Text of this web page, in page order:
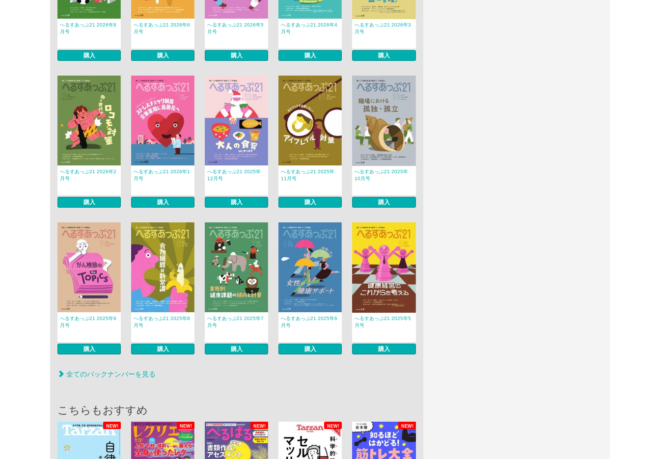
へるすあっぷ21 2026年8
月号
購入
へるすあっぷ21 2026年6
月号
購入
へるすあっぷ21 2026年5
月号
購入
へるすあっぷ21 2026年4
月号
購入
へるすあっぷ21 2026年3
月号
購入
へるすあっぷ21 2026年2
月号
購入
へるすあっぷ21 2026年1
月号
購入
へるすあっぷ21 2025年
12月号
購入
へるすあっぷ21 2025年
11月号
購入
へるすあっぷ21 2025年
10月号
購入
へるすあっぷ21 2025年9
月号
購入
へるすあっぷ21 2025年8
月号
購入
へるすあっぷ21 2025年7
月号
購入
へるすあっぷ21 2025年6
月号
購入
へるすあっぷ21 2025年5
月号
購入
全てのバックナンバーを見る
こちらもおすすめ
NEW! NEW! NEW! NEW! NEW!